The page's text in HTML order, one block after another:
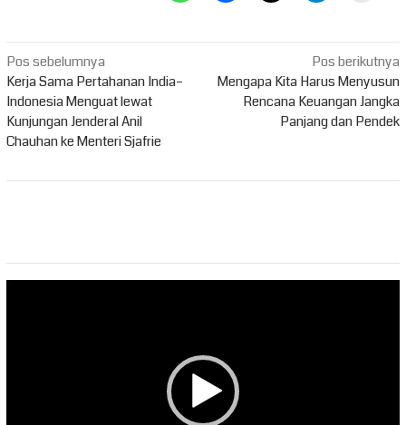
Navigasi
pos
Pos sebelumnya
Kerja Sama Pertahanan India–
Indonesia Menguat lewat
Kunjungan Jenderal Anil
Chauhan ke Menteri Sjafrie
Pos berikutnya
Mengapa Kita Harus Menyusun
Rencana Keuangan Jangka
Panjang dan Pendek